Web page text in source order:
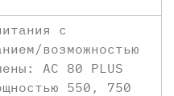
с
возможностью
AC 80 PLUS
550, 750